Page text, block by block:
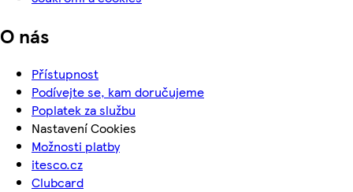
O nás
Přístupnost
Podívejte se, kam doručujeme
Poplatek za službu
Nastavení Cookies
Možnosti platby
itesco.cz
Clubcard